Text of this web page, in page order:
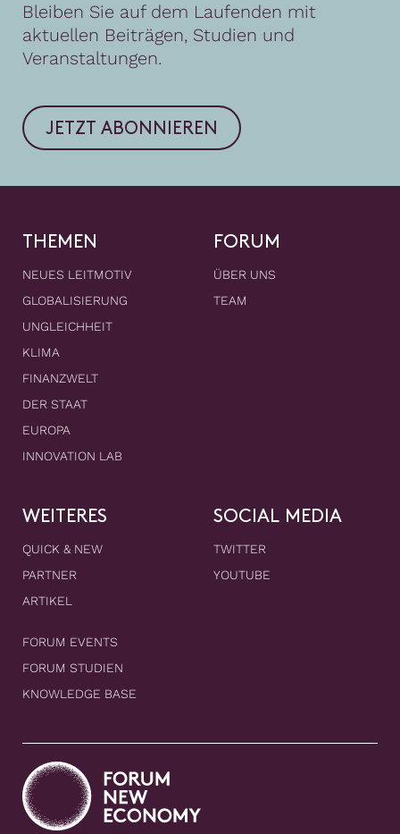
Bleiben Sie auf dem Laufenden mit
aktuellen Beiträgen, Studien und
Veranstaltungen.
JETZT ABONNIEREN
THEMEN
NEUES LEITMOTIV
GLOBALISIERUNG
UNGLEICHHEIT
KLIMA
FINANZWELT
DER STAAT
EUROPA
INNOVATION LAB
FORUM
ÜBER UNS
TEAM
WEITERES
QUICK & NEW
PARTNER
ARTIKEL
FORUM EVENTS
FORUM STUDIEN
KNOWLEDGE BASE
SOCIAL MEDIA
TWITTER
YOUTUBE